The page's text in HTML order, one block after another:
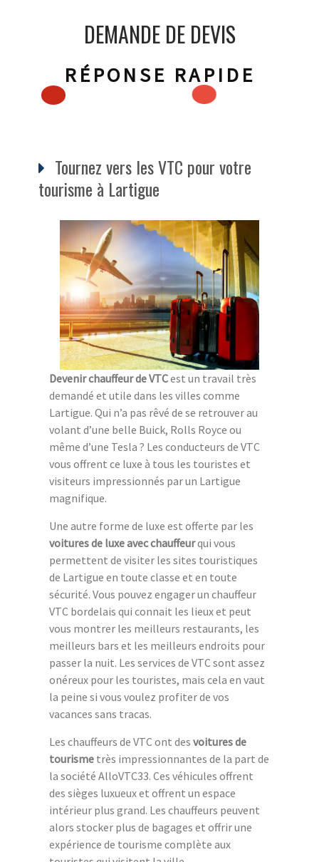
DEMANDE DE DEVIS
RÉPONSE RAPIDE
Tournez vers les VTC pour votre
tourisme à Lartigue
Devenir chauffeur de VTCest un travail très
demandé et utile dans les villes comme
Lartigue. Qui n’a pas rêvé de se retrouver au
volant d’une belle Buick, Rolls Royce ou
même d’une Tesla ? Les conducteurs de VTC
vous offrent ce luxe à tous les touristes et
visiteurs impressionnés par un Lartigue
magnifique.
Une autre forme de luxe est offerte par les
voitures de luxe avec chauffeurqui vous
permettent de visiter les sites touristiques
de Lartigue en toute classe et en toute
sécurité. Vous pouvez engager un chauffeur
VTC bordelais qui connait les lieux et peut
vous montrer les meilleurs restaurants, les
meilleurs bars et les meilleurs endroits pour
passer la nuit. Les services de VTC sont assez
onéreux pour les touristes, mais cela en vaut
la peine si vous voulez profiter de vos
vacances sans tracas.
Les chauffeurs de VTC ont des voitures de
tourisme très impressionnantes de la part de
la société AlloVTC33. Ces véhicules offrent
des sièges luxueux et offrent un espace
intérieur plus grand. Les chauffeurs peuvent
alors stocker plus de bagages et offrir une
expérience de tourisme complète aux